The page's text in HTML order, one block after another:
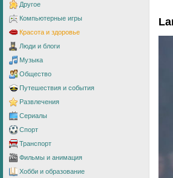
Другое
Компьютерные игры
Красота и здоровье
Люди и блоги
Музыка
Общество
Путешествия и события
Развлечения
Сериалы
Спорт
Транспорт
Фильмы и анимация
Хобби и образование